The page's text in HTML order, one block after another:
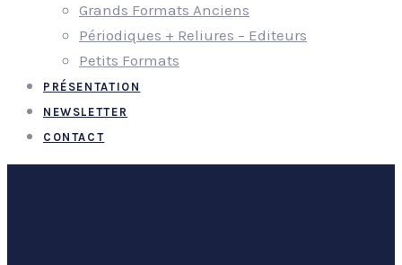
Grands Formats Anciens
Périodiques + Reliures – Editeurs
Petits Formats
PRÉSENTATION
NEWSLETTER
CONTACT